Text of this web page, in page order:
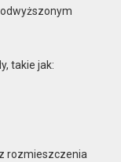
takie jak:
rozmieszczenia